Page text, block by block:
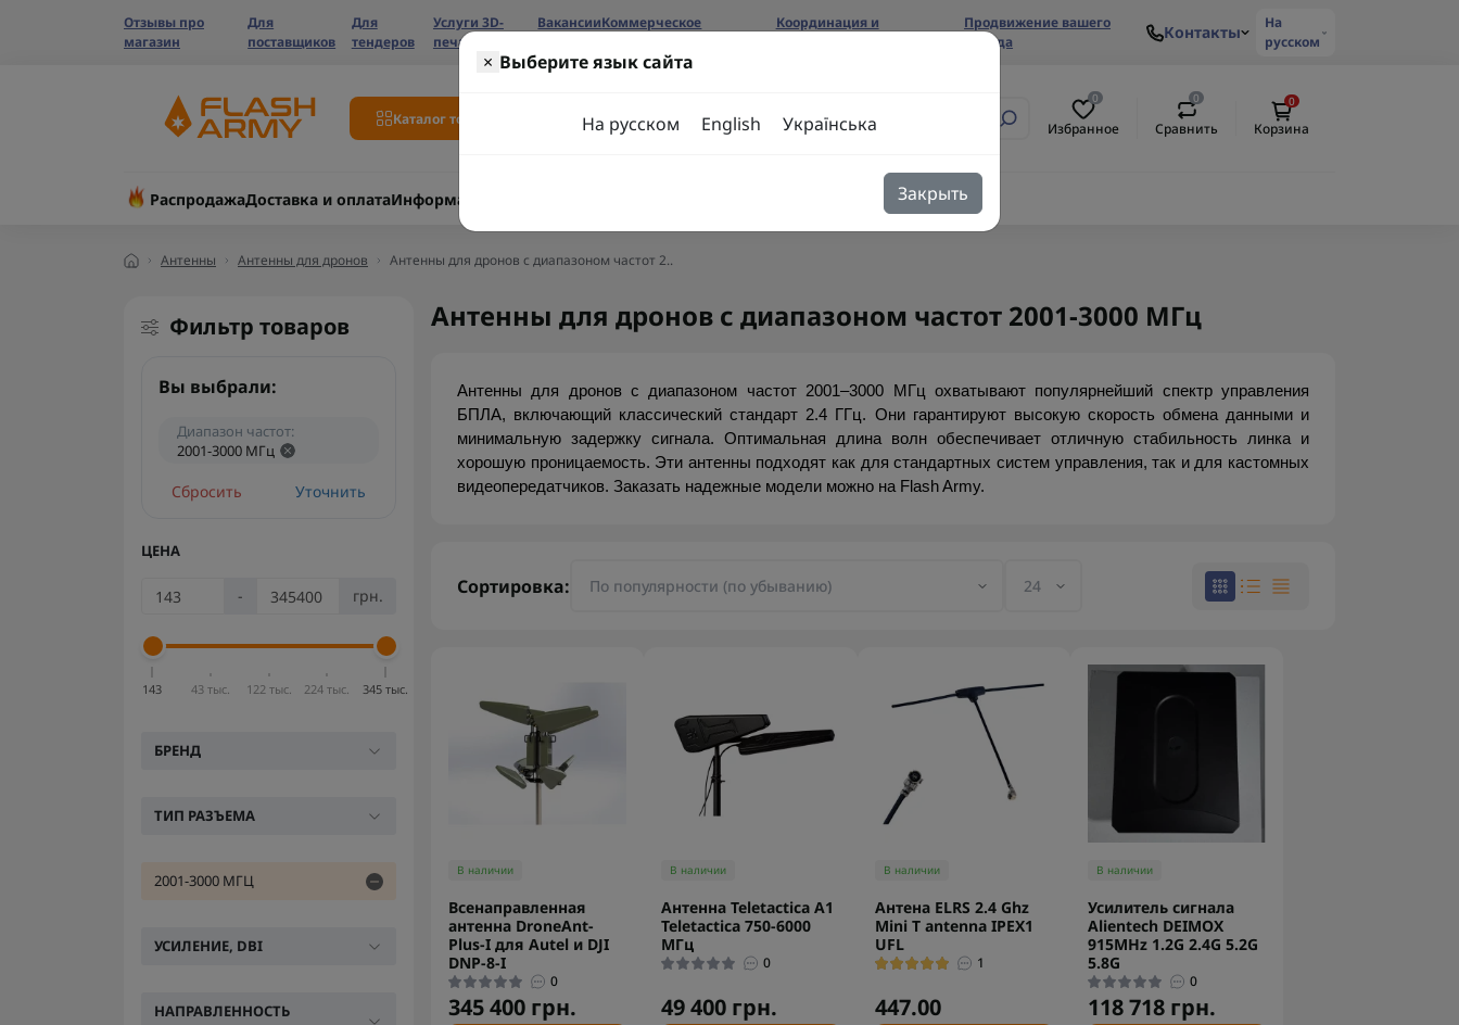
Отзывы про
магазин
Для
поставщиков
Для
тендеров
Услуги 3D-
печати
ВакансииКоммерческое
Координация и
Продвижение вашего
бренда
Контакты
На
русском
Каталог товаров
0
Избранное
0
Сравнить
0
Корзина
РаспродажаДоставка и оплатаИнформация
Антенны Антенны для дронов Антенны для дронов с диапазоном частот 2..
× Выберите язык сайта
На русском English Українська
Закрыть
Фильтр товаров
Вы выбрали:
Диапазон частот:
2001-3000 МГц
Сбросить Уточнить
ЦЕНА
- грн.
143 43 тыс. 122 тыс. 224 тыс. 345 тыс.
БРЕНД
ТИП РАЗЪЕМА
2001-3000 МГЦ
УСИЛЕНИЕ, DBI
НАПРАВЛЕННОСТЬ
Антенны для дронов с диапазоном частот 2001-3000 МГц
Антенны для дронов с диапазоном частот 2001–3000 МГц охватывают популярнейший спектр управления
БПЛА, включающий классический стандарт 2.4 ГГц. Они гарантируют высокую скорость обмена данными и
минимальную задержку сигнала. Оптимальная длина волн обеспечивает отличную стабильность линка и
хорошую проницаемость. Эти антенны подходят как для стандартных систем управления, так и для кастомных
видеопередатчиков. Заказать надежные модели можно на Flash Army.
Сортировка:
В наличии
Всенаправленная
антенна DroneAnt-
Plus-I для Autel и DJI
DNP-8-I
0
345 400 грн.
В наличии
Антенна Teletactica А1
Teletactica 750-6000
МГц
0
49 400 грн.
В наличии
Антена ELRS 2.4 Ghz
Mini T antenna IPEX1
UFL
1
447.00
В наличии
Усилитель сигнала
Alientech DEIMOX
915MHz 1.2G 2.4G 5.2G
5.8G
0
118 718 грн.